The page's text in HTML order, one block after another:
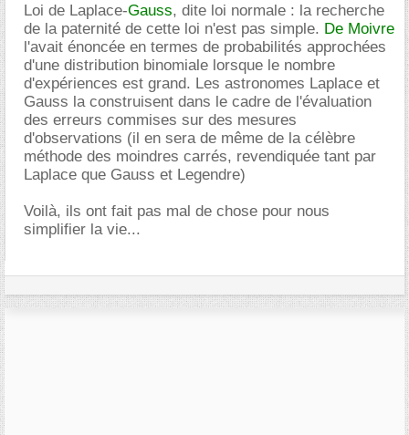
Loi de Laplace-Gauss, dite loi normale : la recherche
de la paternité de cette loi n'est pas simple. De Moivre
l'avait énoncée en termes de probabilités approchées
d'une distribution binomiale lorsque le nombre
d'expériences est grand. Les astronomes Laplace et
Gauss la construisent dans le cadre de l'évaluation
des erreurs commises sur des mesures
d'observations (il en sera de même de la célèbre
méthode des moindres carrés, revendiquée tant par
Laplace que Gauss et Legendre)
Voilà, ils ont fait pas mal de chose pour nous
simplifier la vie...